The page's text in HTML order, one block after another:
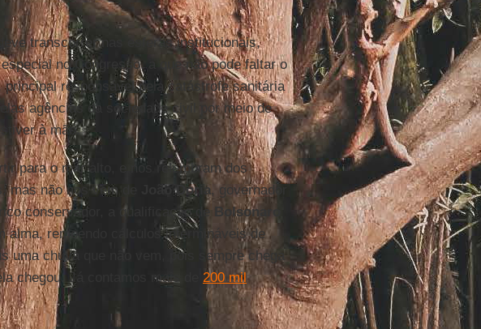
transcorrer nas esferas institucionais,
no Congresso, a que não pode faltar o
principal responsável pela catástrofe sanitária
agências da sociedade civil por meio de
à mão.
para o mar alto, e nos relembram dos
mas não nos vem de
João Doria, governador
conservador, a qualificação de
Bolsonaro
remoendo cálculos intermináveis de
uma chuva que não vem, pois sempre chega
chegou. Já contamos mais de 200 mil